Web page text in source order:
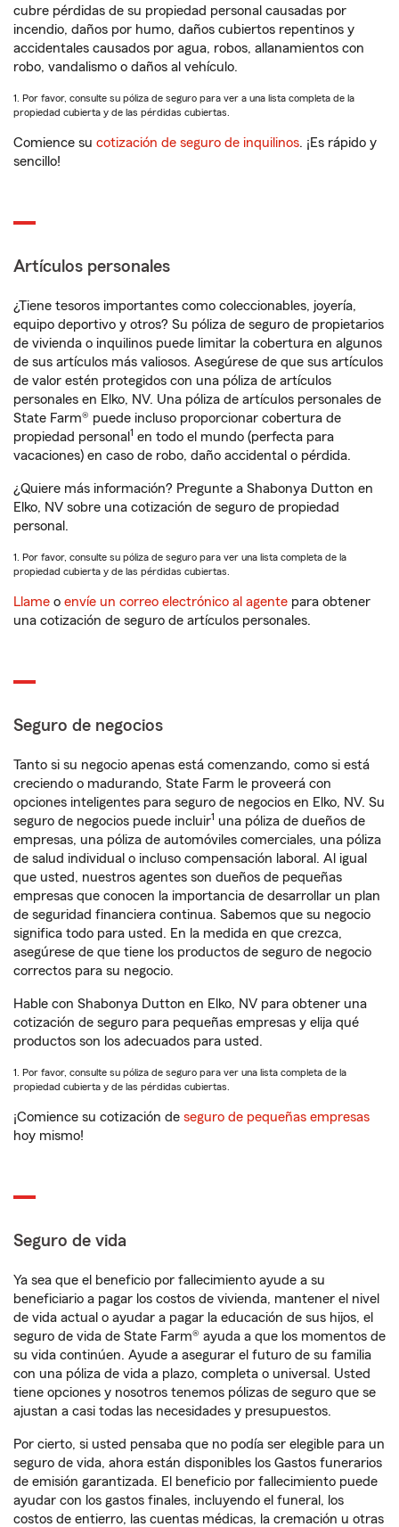
cubre pérdidas de su propiedad personal causadas por
incendio, daños por humo, daños cubiertos repentinos y
accidentales causados por agua, robos, allanamientos con
robo, vandalismo o daños al vehículo.
1. Por favor, consulte su póliza de seguro para ver a una lista completa de la
propiedad cubierta y de las pérdidas cubiertas.
Comience su cotización de seguro de inquilinos. ¡Es rápido y
sencillo!
Artículos personales
¿Tiene tesoros importantes como coleccionables, joyería,
equipo deportivo y otros? Su póliza de seguro de propietarios
de vivienda o inquilinos puede limitar la cobertura en algunos
de sus artículos más valiosos. Asegúrese de que sus artículos
de valor estén protegidos con una póliza de artículos
personales en Elko, NV. Una póliza de artículos personales de
State Farm® puede incluso proporcionar cobertura de
propiedad personal 1 en todo el mundo (perfecta para
vacaciones) en caso de robo, daño accidental o pérdida.
¿Quiere más información? Pregunte a Shabonya Dutton en
Elko, NV sobre una cotización de seguro de propiedad
personal.
1. Por favor, consulte su póliza de seguro para ver una lista completa de la
propiedad cubierta y de las pérdidas cubiertas.
Llame o envíe un correo electrónico al agente para obtener
una cotización de seguro de artículos personales.
Seguro de negocios
Tanto si su negocio apenas está comenzando, como si está
creciendo o madurando, State Farm le proveerá con
opciones inteligentes para seguro de negocios en Elko, NV. Su
seguro de negocios puede incluir1 una póliza de dueños de
empresas, una póliza de automóviles comerciales, una póliza
de salud individual o incluso compensación laboral. Al igual
que usted, nuestros agentes son dueños de pequeñas
empresas que conocen la importancia de desarrollar un plan
de seguridad financiera continua. Sabemos que su negocio
significa todo para usted. En la medida en que crezca,
asegúrese de que tiene los productos de seguro de negocio
correctos para su negocio.
Hable con Shabonya Dutton en Elko, NV para obtener una
cotización de seguro para pequeñas empresas y elija qué
productos son los adecuados para usted.
1. Por favor, consulte su póliza de seguro para ver una lista completa de la
propiedad cubierta y de las pérdidas cubiertas.
¡Comience su cotización de seguro de pequeñas empresas
hoy mismo!
Seguro de vida
Ya sea que el beneficio por fallecimiento ayude a su
beneficiario a pagar los costos de vivienda, mantener el nivel
de vida actual o ayudar a pagar la educación de sus hijos, el
seguro de vida de State Farm® ayuda a que los momentos de
su vida continúen. Ayude a asegurar el futuro de su familia
con una póliza de vida a plazo, completa o universal. Usted
tiene opciones y nosotros tenemos pólizas de seguro que se
ajustan a casi todas las necesidades y presupuestos.
Por cierto, si usted pensaba que no podía ser elegible para un
seguro de vida, ahora están disponibles los Gastos funerarios
de emisión garantizada. El beneficio por fallecimiento puede
ayudar con los gastos finales, incluyendo el funeral, los
costos de entierro, las cuentas médicas, la cremación u otras